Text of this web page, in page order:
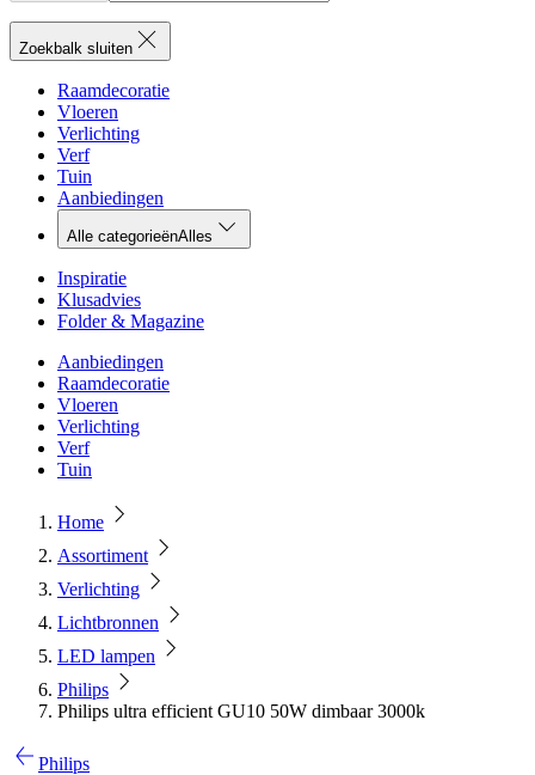
Zoekbalk sluiten
Raamdecoratie
Vloeren
Verlichting
Verf
Tuin
Aanbiedingen
Alle categorieënAlles
Inspiratie
Klusadvies
Folder & Magazine
Aanbiedingen
Raamdecoratie
Vloeren
Verlichting
Verf
Tuin
Home
Assortiment
Verlichting
Lichtbronnen
LED lampen
Philips
Philips ultra efficient GU10 50W dimbaar 3000k
Philips